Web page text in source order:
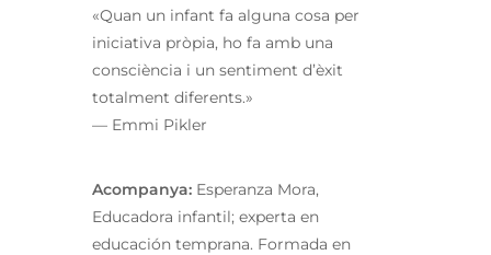
«Quan un infant fa alguna cosa per
iniciativa pròpia, ho fa amb una
consciència i un sentiment d’èxit
totalment diferents.»
— Emmi Pikler
Acompanya: Esperanza Mora,
Educadora infantil; experta en
educación temprana. Formada en